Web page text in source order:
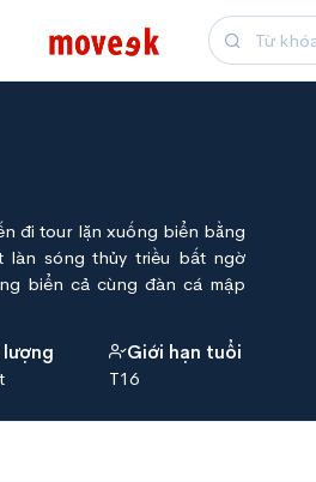
đi tour lặn xuống biển bằng
làn sóng thủy triều bất ngờ
biển cả cùng đàn cá mập
lượng
Giới hạn tuổi
T16